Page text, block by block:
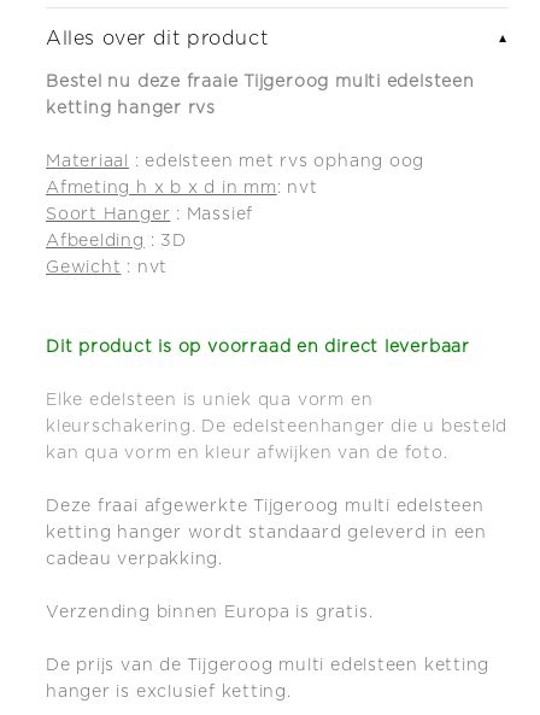
ketting
hanger
rvs
ketting
hanger
rvs
Alles over dit product ▼
Bestel nu deze fraaie Tijgeroog multi edelsteen
ketting hanger rvs
Materiaal
: edelsteen met rvs ophang oog
Afmeting h x b x d in mm : nvt
Soort Hanger : Massief
Afbeelding : 3D
Gewicht : nvt
Dit product is op voorraad en direct leverbaar
Elke edelsteen is uniek qua vorm en
kleurschakering. De edelsteenhanger die u besteld
kan qua vorm en kleur afwijken van de foto.
Deze fraai afgewerkte Tijgeroog multi edelsteen
ketting hanger wordt standaard geleverd in een
cadeau verpakking.
Verzending binnen Europa is gratis.
De prijs van de Tijgeroog multi edelsteen ketting
hanger is exclusief ketting.